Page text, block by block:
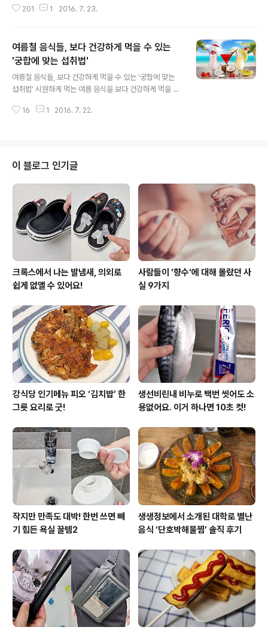
그렇다고 버리기에는 아까운 계란.우리는 달걀이 상했는지
합니다. 1. 소금물에 담궈 보기사진출처 : MBC계란이 잠길
만큼 물을 받은 뒤 소금 한 큰 술을 넣어 잘 섞는다.만약 계
란이 수면 위로 떠오른다면 그 계란은 상한 것이다. 2. 흔들
어보기사진출처 : MBC계란을 들고 살짝 흔들어본다.이때
소리가 나면서 흔들리면 상한 계란이다. 3. 달걀 '둥근
쪽'이 위로 향해 있는지 확인달걀의 둥근 쪽에는 '기실'이라
201 1 2016. 7. 23.
여름철 음식들, 보다 건강하게 먹을 수 있는
'궁합에 맞는 섭취법'
여름철 음식들, 보다 건강하게 먹을 수 있는 '궁합에 맞는
섭취법' 시원하게 먹는 여름 음식을 보다 건강하게 먹을 수
한 콩국수 한 그릇에 갓 담근 아삭한 오이김치 한 접시. 이
수에는 무와 겨자를 메밀로 만든 냉면 역시 마찬가지다. 반
찬으로 나오는 초무를 더 넣고, 열성질을 가진 식초와 겨자
등을 듬뿍 넣어 먹자. 3. 냉면과 함께 먹는 달걀 열음식이므
로 꼭 챙기자. 메밀국수(모밀소바)에 곱게 갈은 무와 와사
비를 넣어 먹는 것도 메밀의 냉성질을 중화시키기 위한 좋
은 음식 궁합이다...
16 1 2016. 7. 22.
이 블로그 인기글
크록스에서 나는 발냄새, 의외로
쉽게 없앨 수 있어요!
사람들이 '향수'에 대해 몰랐던 사
실 9가지
강식당 인기메뉴 피오 ‘김치밥’ 한
그릇 요리로 굿!
생선비린내 비누로 백번 씻어도 소
용없어요. 이거 하나면 10초 컷!
작지만 만족도 대박! 한번 쓰면 빼
기 힘든 욕실 꿀템2
생생정보에서 소개된 대학로 별난
음식 ‘단호박해물찜’ 솔직 후기